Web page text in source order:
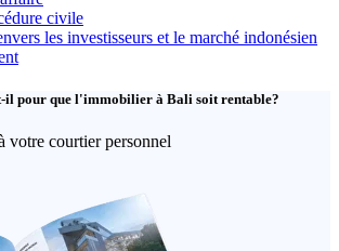
civile
les investisseurs et le marché indonésien
il pour que l'immobilier à Bali soit rentable?
votre courtier personnel